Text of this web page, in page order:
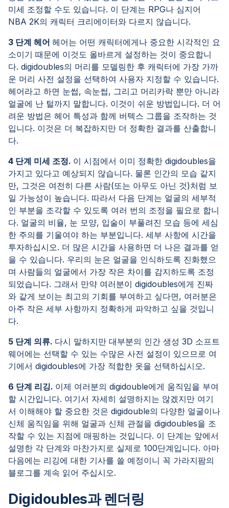
미세 조정할 수도 있습니다. 이 단계는 RPG나 심지어
NBA 2K의 캐릭터 크리에이터와 다르지 않습니다.
3 단계 헤어 헤어는 어떤 캐릭터에게나 중요한 시각적인 요
소이기 때문에 이것도 올바르게 설정하는 것이 중요합니
다. digidoubles의 머리를 모델링한 후 캐릭터에 가장 가까
운 머리 사전 설정을 선택하여 사용자 지정할 수 있습니다.
헤어라고 하면 눈썹, 속눈썹, 그리고 머리카락 뿐만 아니라
얼굴에 난 털까지 말합니다. 이것이 쉬운 방법입니다. 더 어
려운 방법은 헤어 특성과 함께 버텍스 그룹을 조작하는 것
입니다. 이것은 더 복잡하지만 더 정확한 결과를 산출합니
다.
4 단계 미세 조정. 이 시점에서 이미 정확한 digidoubles을
가지고 있다고 예상되지 않습니다. 물론 인간의 모습 같지
만, 그것은 여전히 다른 사람(또는 아무도 아닌 것)처럼 보
일 가능성이 높습니다. 따라서 다음 단계는 얼굴의 세부적
인 부분을 조각할 수 있도록 여러 번의 조정을 필요로 합니
다. 얼굴의 비율, 눈 모양, 입술이 부풀려진 모습 등에 세심
한 주의를 기울여야 하는 부분입니다. 세부 사항에 시간을
투자하십시오. 더 많은 시간을 사용하면 더 나은 결과를 얻
을 수 있습니다. 우리의 눈은 얼굴을 인식하도록 진화했으
며 사람들의 얼굴에서 가장 작은 차이를 감지하도록 조정
되었습니다. 그래서 만약 여러분이 digidoubles에게 진짜
와 같게 보이는 최고의 기회를 부여하고 싶다면, 여러분은
아주 작은 세부 사항까지 정확하게 파악하고 싶을 것입니
다.
5 단계 의류. 다시 말하지만 대부분의 인간 생성 3D 소프트
웨어에는 선택할 수 있는 수많은 사전 설정이 있으므로 여
기에서 digidoubles에 가장 적합한 옷을 선택하십시오.
6 단계 리깅. 이제 여러분의 digidouble에게 움직임을 부여
할 시간입니다. 여기서 자세히 설명하지는 않겠지만 여기
서 이해해야 할 중요한 것은 digidouble의 다양한 얼굴이나
신체 움직임을 위해 얼굴과 신체 관절을 digidoubles을 조
작할 수 있는 지점에 매핑하는 것입니다. 이 단계는 앞에서
설명한 각 단계와 마찬가지로 실제로 100단계입니다. 아마
다음에는 리깅에 대한 기사를 쓸 예정이니 꼭 가라지팜의
블로그를 계속 읽어 주십시오.
Digidoubles과 렌더링